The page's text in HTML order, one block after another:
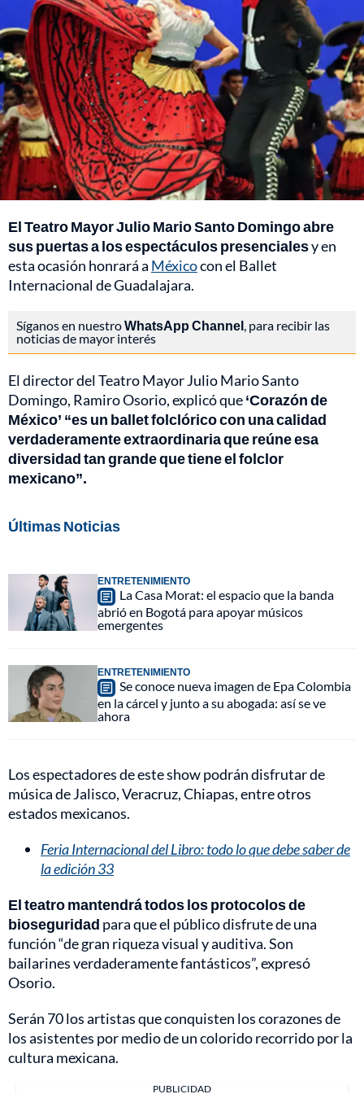
El Teatro Mayor Julio Mario Santo Domingo abre
sus puertas a los espectáculos presencialesy en
esta ocasión honrará a Méxicocon el Ballet
Internacional de Guadalajara.
Síganos en nuestroWhatsApp Channel, para recibir las
noticias de mayor interés
El director del Teatro Mayor Julio Mario Santo
Domingo, Ramiro Osorio, explicó que‘Corazón de
México’ “es un ballet folclórico con una calidad
verdaderamente extraordinaria que reúne esa
diversidad tan grande que tiene el folclor
mexicano”.
Últimas Noticias
ENTRETENIMIENTO
La Casa Morat: el espacio que la banda
abrió en Bogotá para apoyar músicos
emergentes
ENTRETENIMIENTO
Se conoce nueva imagen de Epa Colombia
en la cárcel y junto a su abogada: así se ve
ahora
Los espectadores de este show podrán disfrutar de
música de Jalisco, Veracruz, Chiapas, entre otros
estados mexicanos.
Feria Internacional del Libro: todo lo que debe saber de
la edición 33
El teatro mantendrá todos los protocolos de
bioseguridad para que el público disfrute de una
función “de gran riqueza visual y auditiva. Son
bailarines verdaderamente fantásticos”, expresó
Osorio.
Serán 70 los artistas que conquisten los corazones de
los asistentes por medio de un colorido recorrido por la
cultura mexicana.
PUBLICIDAD